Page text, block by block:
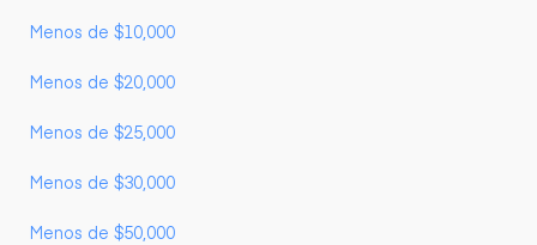
Menos de $10,000
Menos de $20,000
Menos de $25,000
Menos de $30,000
Menos de $50,000